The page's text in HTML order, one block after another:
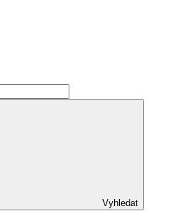
Vyhledat